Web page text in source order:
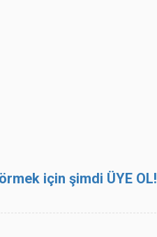
için şimdi ÜYE OL!